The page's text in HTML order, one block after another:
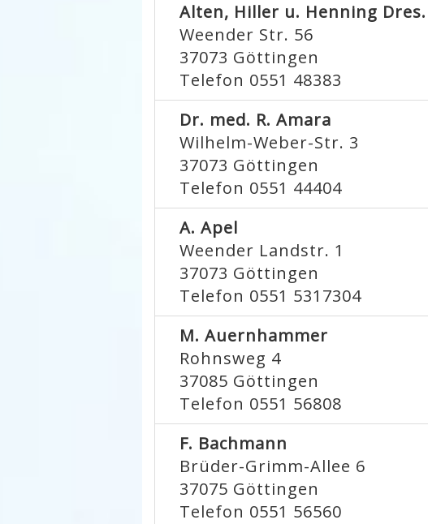
Alten, Hiller u. Henning Dres.
Weender Str. 56
37073 Göttingen
Telefon 0551 48383
Dr. med. R. Amara
Wilhelm-Weber-Str. 3
37073 Göttingen
Telefon 0551 44404
A. Apel
Weender Landstr. 1
37073 Göttingen
Telefon 0551 5317304
M. Auernhammer
Rohnsweg 4
37085 Göttingen
Telefon 0551 56808
F. Bachmann
Brüder-Grimm-Allee 6
37075 Göttingen
Telefon 0551 56560